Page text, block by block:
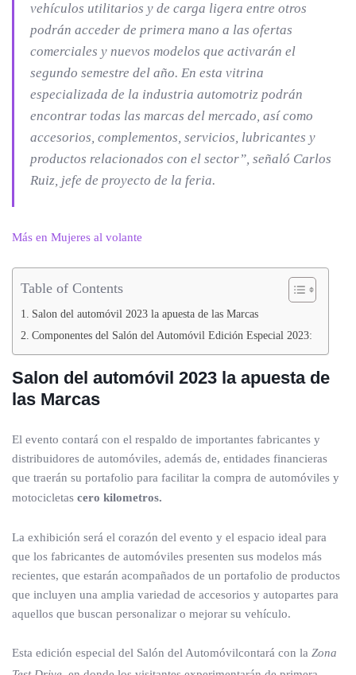
vehículos utilitarios y de carga ligera entre otros
podrán acceder de primera mano a las ofertas
comerciales y nuevos modelos que activarán el
segundo semestre del año. En esta vitrina
especializada de la industria automotriz podrán
encontrar todas las marcas del mercado, así como
accesorios, complementos, servicios, lubricantes y
productos relacionados con el sector”, señaló Carlos
Ruiz, jefe de proyecto de la feria.
Más en Mujeres al volante
Table of Contents
Salon del automóvil 2023 la apuesta de las Marcas
Componentes del Salón del Automóvil Edición Especial 2023:
Salon del automóvil 2023 la apuesta de
las Marcas
El evento contará con el respaldo de importantes fabricantes y
distribuidores de automóviles, además de, entidades financieras
que traerán su portafolio para facilitar la compra de automóviles y
motocicletas cero kilometros.
La exhibición será el corazón del evento y el espacio ideal para
que los fabricantes de automóviles presenten sus modelos más
recientes, que estarán acompañados de un portafolio de productos
que incluyen una amplia variedad de accesorios y autopartes para
aquellos que buscan personalizar o mejorar su vehículo.
Esta edición especial del Salón del Automóvilcontará con la Zona